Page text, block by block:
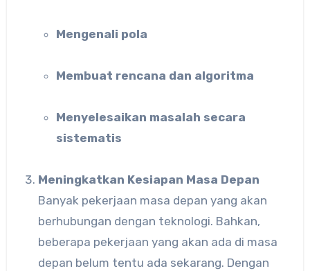
Mengenali pola
Membuat rencana dan algoritma
Menyelesaikan masalah secara
sistematis
Meningkatkan Kesiapan Masa Depan
Banyak pekerjaan masa depan yang akan
berhubungan dengan teknologi. Bahkan,
beberapa pekerjaan yang akan ada di masa
depan belum tentu ada sekarang. Dengan